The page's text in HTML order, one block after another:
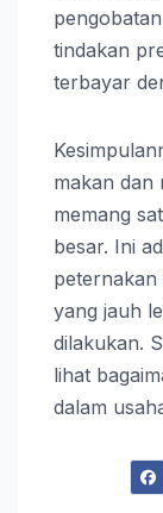
tindakan
terbayar
makan dan
memang
besar. Ini
peternakan
yang jauh
dilakukan.
lihat
dalam